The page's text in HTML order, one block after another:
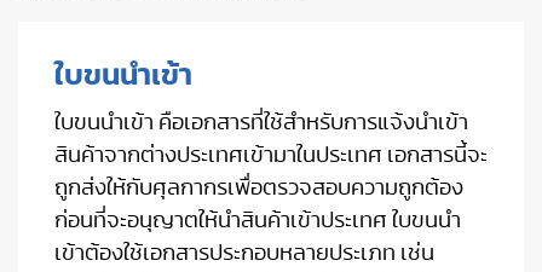
ใบขนนำเข้า
ใบขนนำเข้า คือเอกสารที่ใช้สำหรับการแจ้งนำเข้า
สินค้าจากต่างประเทศเข้ามาในประเทศ เอกสารนี้จะ
ถูกส่งให้กับศุลกากรเพื่อตรวจสอบความถูกต้อง
ก่อนที่จะอนุญาตให้นำสินค้าเข้าประเทศ ใบขนนำ
เข้าต้องใช้เอกสารประกอบหลายประเภท เช่น